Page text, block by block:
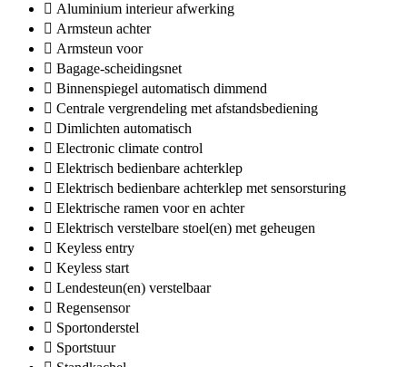
Aluminium interieur afwerking
Armsteun achter
Armsteun voor
Bagage-scheidingsnet
Binnenspiegel automatisch dimmend
Centrale vergrendeling met afstandsbediening
Dimlichten automatisch
Electronic climate control
Elektrisch bedienbare achterklep
Elektrisch bedienbare achterklep met sensorsturing
Elektrische ramen voor en achter
Elektrisch verstelbare stoel(en) met geheugen
Keyless entry
Keyless start
Lendesteun(en) verstelbaar
Regensensor
Sportonderstel
Sportstuur